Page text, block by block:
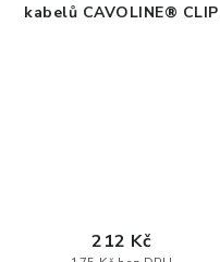
kabelů CAVOLINE® CLIP
212 Kč